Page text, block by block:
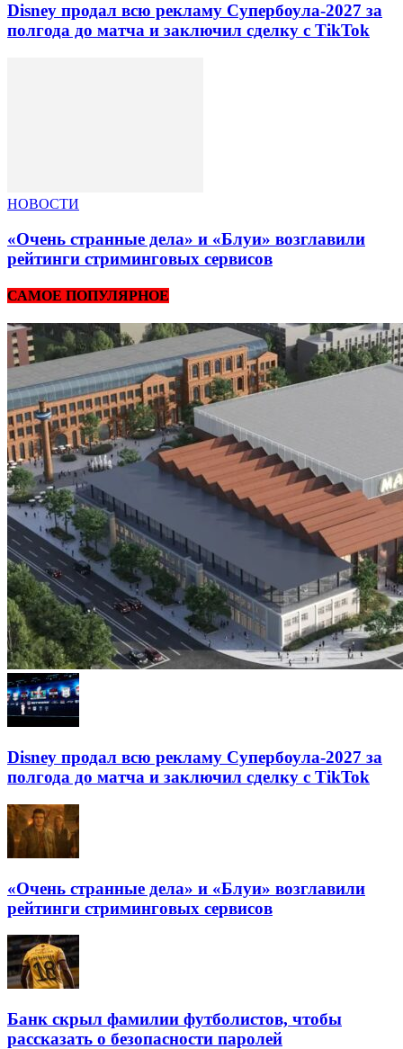
Disney продал всю рекламу Супербоула-2027 за
полгода до матча и заключил сделку с TikTok
НОВОСТИ
«Очень странные дела» и «Блуи» возглавили
рейтинги стриминговых сервисов
САМОЕ ПОПУЛЯРНОЕ
Disney продал всю рекламу Супербоула-2027 за
полгода до матча и заключил сделку с TikTok
«Очень странные дела» и «Блуи» возглавили
рейтинги стриминговых сервисов
Банк скрыл фамилии футболистов, чтобы
рассказать о безопасности паролей